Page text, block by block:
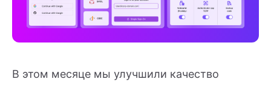
В этом месяце мы улучшили качество